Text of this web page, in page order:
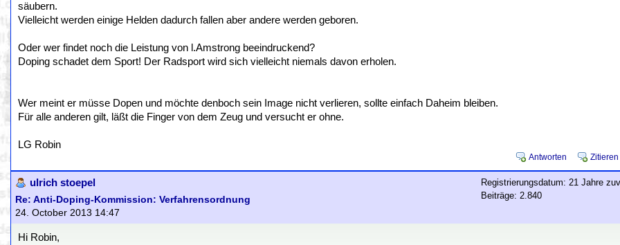
säubern.
Vielleicht werden einige Helden dadurch fallen aber andere werden geboren.
Oder wer findet noch die Leistung von l.Amstrong beeindruckend?
Doping schadet dem Sport! Der Radsport wird sich vielleicht niemals davon erholen.
Wer meint er müsse Dopen und möchte denboch sein Image nicht verlieren, sollte einfach Daheim bleiben.
Für alle anderen gilt, läßt die Finger von dem Zeug und versucht er ohne.
LG Robin
Antworten Zitieren
ulrich stoepel
Re: Anti-Doping-Kommission: Verfahrensordnung
24. October 2013 14:47
Registrierungsdatum: 21 Jahre
Beiträge: 2.840
Hi Robin,